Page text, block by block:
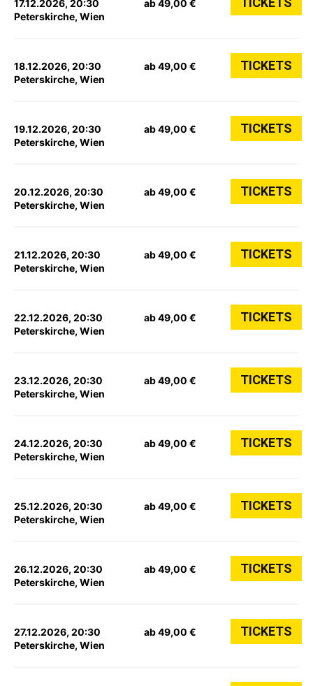
17.12.2026, 20:30
Peterskirche, Wien
ab 49,00 €
18.12.2026, 20:30
Peterskirche, Wien
ab 49,00 € TICKETS
19.12.2026, 20:30
Peterskirche, Wien
ab 49,00 € TICKETS
20.12.2026, 20:30
Peterskirche, Wien
ab 49,00 € TICKETS
21.12.2026, 20:30
Peterskirche, Wien
ab 49,00 € TICKETS
22.12.2026, 20:30
Peterskirche, Wien
ab 49,00 € TICKETS
23.12.2026, 20:30
Peterskirche, Wien
ab 49,00 € TICKETS
24.12.2026, 20:30
Peterskirche, Wien
ab 49,00 € TICKETS
25.12.2026, 20:30
Peterskirche, Wien
ab 49,00 € TICKETS
26.12.2026, 20:30
Peterskirche, Wien
ab 49,00 € TICKETS
27.12.2026, 20:30
Peterskirche, Wien
ab 49,00 € TICKETS